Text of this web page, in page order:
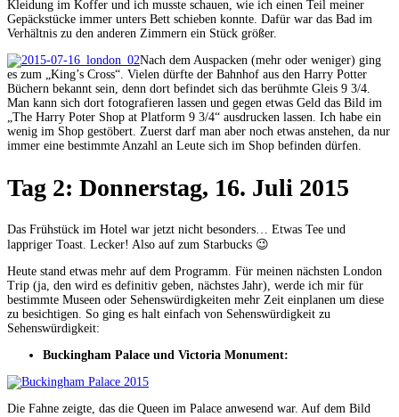
Kleidung im Koffer und ich musste schauen, wie ich einen Teil meiner
Gepäckstücke immer unters Bett schieben konnte. Dafür war das Bad im
Verhältnis zu den anderen Zimmern ein Stück größer.
Nach dem Auspacken (mehr oder weniger) ging
es zum „King’s Cross“. Vielen dürfte der Bahnhof aus den Harry Potter
Büchern bekannt sein, denn dort befindet sich das berühmte Gleis 9 3/4.
Man kann sich dort fotografieren lassen und gegen etwas Geld das Bild im
„The Harry Poter Shop at Platform 9 3/4“ ausdrucken lassen. Ich habe ein
wenig im Shop gestöbert. Zuerst darf man aber noch etwas anstehen, da nur
immer eine bestimmte Anzahl an Leute sich im Shop befinden dürfen.
Tag 2: Donnerstag, 16. Juli 2015
Das Frühstück im Hotel war jetzt nicht besonders… Etwas Tee und
lappriger Toast. Lecker! Also auf zum Starbucks 😉
Heute stand etwas mehr auf dem Programm. Für meinen nächsten London
Trip (ja, den wird es definitiv geben, nächstes Jahr), werde ich mir für
bestimmte Museen oder Sehenswürdigkeiten mehr Zeit einplanen um diese
zu besichtigen. So ging es halt einfach von Sehenswürdigkeit zu
Sehenswürdigkeit:
Buckingham Palace und Victoria Monument:
Die Fahne zeigte, das die Queen im Palace anwesend war. Auf dem Bild